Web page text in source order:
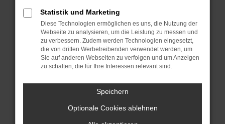
Starte dein Gerät neu.
Das kann manchmal helfen,
vorübergehende Probleme zu beheben.
Stelle sicher, dass dein Browser und dein
Betriebssystem auf dem neuesten Stand
sind.
Veraltete Software birgt nicht nur ein
Sicherheitsrisiko, sondern kann auch dazu
führen, dass bestimmte Funktionen nicht
Statistik und Marketing
Diese Technologien ermöglichen es uns, die Nutzung der
Webseite zu analysieren, um die Leistung zu messen und
zu verbessern. Zudem werden Technologien eingesetzt,
die von dritten Werbetreibenden verwendet werden, um
Sie auf anderen Webseiten zu verfolgen und um Anzeigen
zu schalten, die für Ihre Interessen relevant sind.
Speichern
Optionale Cookies ablehnen